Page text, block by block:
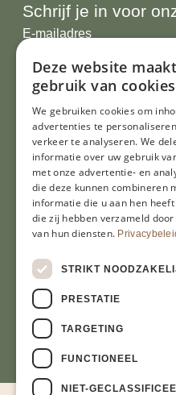
Schrijf je in voor
E-
Al onze
© Copyright 2026
Deze website maakt
gebruik van
We gebruiken cookies om
advertenties te
verkeer te analyseren. We
informatie over uw gebruik
met onze advertentie- en
die deze kunnen combineren
informatie die u aan hen
die zij hebben verzameld
van hun diensten.
STRIKT
PRESTATIE
TARGETING
FUNCTIONEEL
NIET-